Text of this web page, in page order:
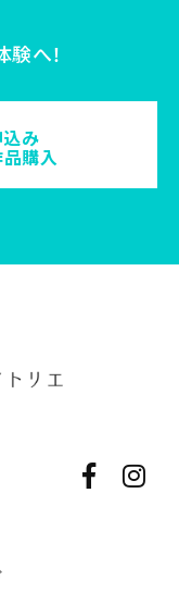
へ！
み
購入